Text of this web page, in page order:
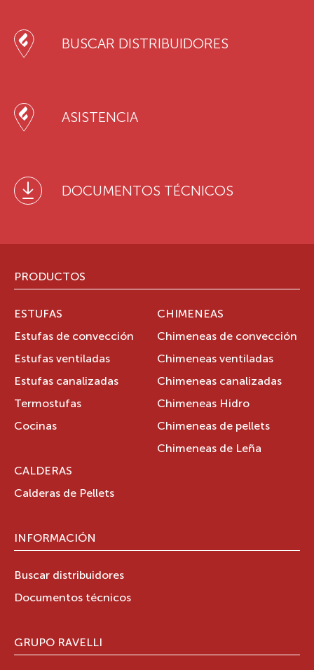
BUSCAR DISTRIBUIDORES
ASISTENCIA
DOCUMENTOS TÉCNICOS
PRODUCTOS
ESTUFAS
Estufas de convección
Estufas ventiladas
Estufas canalizadas
Termostufas
Cocinas
CHIMENEAS
Chimeneas de convección
Chimeneas ventiladas
Chimeneas canalizadas
Chimeneas Hidro
Chimeneas de pellets
Chimeneas de Leña
CALDERAS
Calderas de Pellets
INFORMACIÓN
Buscar distribuidores
Documentos técnicos
GRUPO RAVELLI